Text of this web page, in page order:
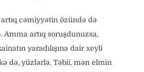
cəmiyyətin özündə də
Amma artıq soruşdunuzsa,
yaradılışına dair xeyli
də, yüzlərlə. Təbii, mən elmin